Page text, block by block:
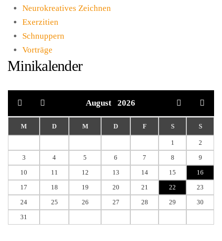
Neurokreatives Zeichnen
Exerzitien
Schnuppern
Vorträge
Minikalender
August 2026
M D M D F S S
1
2
3
4 5 6 7 8
9
10
11 12 13 14 15
16
17
18 19 20 21 22
23
24
25 26 27 28 29
30
31